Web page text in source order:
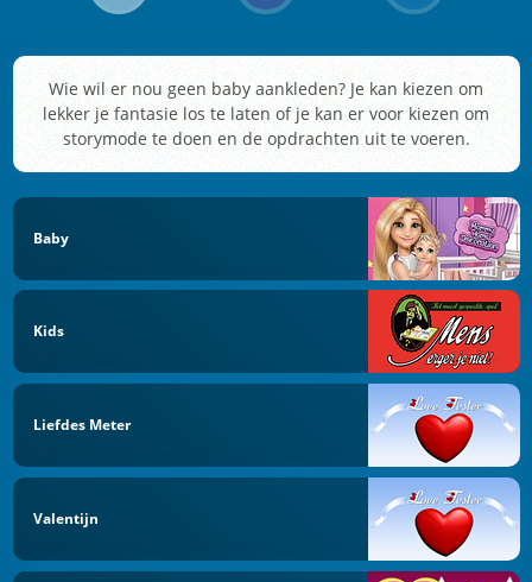
Wie wil er nou geen baby aankleden? Je kan kiezen om
lekker je fantasie los te laten of je kan er voor kiezen om
storymode te doen en de opdrachten uit te voeren.
Baby
Kids
Liefdes Meter
Valentijn